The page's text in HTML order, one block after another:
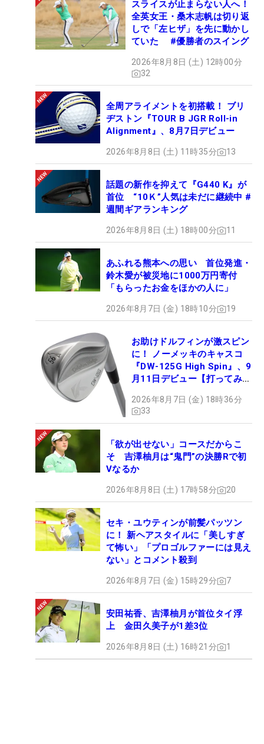
スライスが止まらない人へ！
全英女王・桑木志帆は切り返
しで「左ヒザ」を先に動かし
ていた #優勝者のスイング
2026年8月8日 (土) 12時00分
32
全周アライメントを初搭載！ ブリ
ヂストン『TOUR B JGR Roll-in
Alignment』、8月7日デビュー
2026年8月8日 (土) 11時35分 13
話題の新作を抑えて『G440 K』が
首位 “10Ｋ”人気は未だに継続中 #
週間ギアランキング
2026年8月8日 (土) 18時00分 11
あふれる熊本への思い 首位発進・
鈴木愛が被災地に1000万円寄付
「もらったお金をほかの人に」
2026年8月7日 (金) 18時10分 19
お助けドルフィンが激スピン
に！ ノーメッキのキャスコ
『DW-125G High Spin』、9
月11日デビュー【打ってみ
2026年8月7日 (金) 18時36分
33
「欲が出せない」コースだからこ
そ 吉澤柚月は“鬼門”の決勝Rで初
Vなるか
2026年8月8日 (土) 17時58分 20
セキ・ユウティンが前髪パッツン
に！ 新ヘアスタイルに「美しすぎ
て怖い」「プロゴルファーには見え
ない」とコメント殺到
2026年8月7日 (金) 15時29分 7
安田祐香、吉澤柚月が首位タイ浮
上 金田久美子が1差3位
2026年8月8日 (土) 16時21分 1